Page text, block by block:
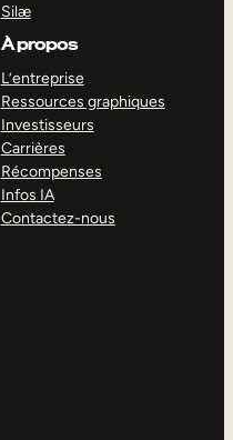
Silæ
À propos
L’entreprise
Ressources graphiques
Investisseurs
Carrières
Récompenses
Infos IA
Contactez-nous